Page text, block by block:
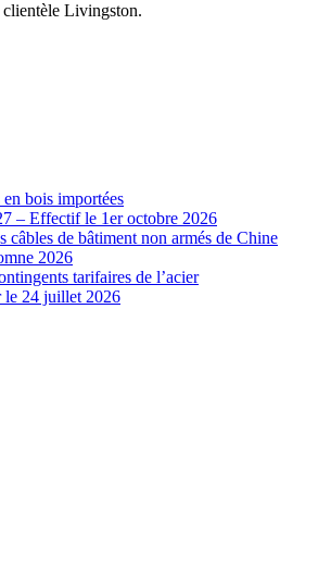
clientèle Livingston.
bois importées
– Effectif le 1er octobre 2026
de bâtiment non armés de Chine
2026
tarifaires de l’acier
le 24 juillet 2026